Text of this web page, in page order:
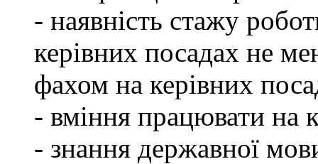
- наявність стажу
керівних посадах не
фахом на керівних
- вміння працювати на
- знання державної